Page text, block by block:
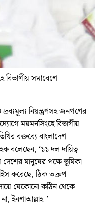
সমাবেশে
নিয়ন্ত্রণসহ জনগণের
ময়মনসিংহে বিভাগীয়
বক্তব্যে বাংলাদেশ
বলেছেন, ‘১১ দল দায়িত্ব
দেশের মানুষের পক্ষে ভূমিকা
করেছে, ঠিক তদ্রুপ
যেকোনো কঠিন থেকে
ইনশাআল্লাহ।’